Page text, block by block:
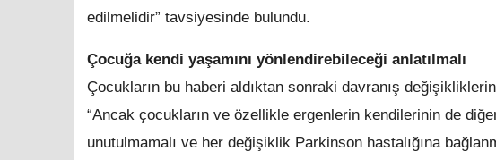
edilmelidir” tavsiyesinde bulundu.
Çocuğa kendi yaşamını yönlendirebileceği anlatılmalı
Çocukların bu haberi aldıktan sonraki davranış
“Ancak çocukların ve özellikle ergenlerin kendilerinin de
unutulmamalı ve her değişiklik Parkinson hastalığına